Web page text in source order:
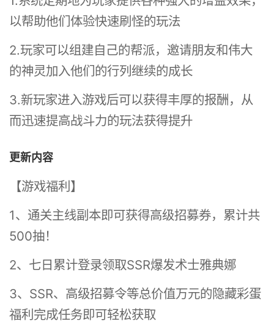
以帮助他们体验快速刷怪的玩法
2.玩家可以组建自己的帮派，邀请朋友和伟大
的神灵加入他们的行列继续的成长
3.新玩家进入游戏后可以获得丰厚的报酬，从
而迅速提高战斗力的玩法获得提升
更新内容
【游戏福利】
1、通关主线副本即可获得高级招募券，累计共
500抽！
2、七日累计登录领取SSR爆发术士雅典娜
3、SSR、高级招募令等总价值万元的隐藏彩蛋
福利完成任务即可轻松获取